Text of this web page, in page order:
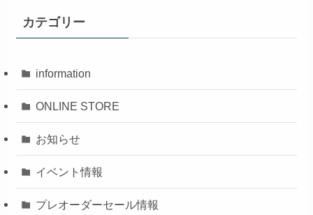
カテゴリー
information
ONLINE STORE
お知らせ
イベント情報
プレオーダーセール情報